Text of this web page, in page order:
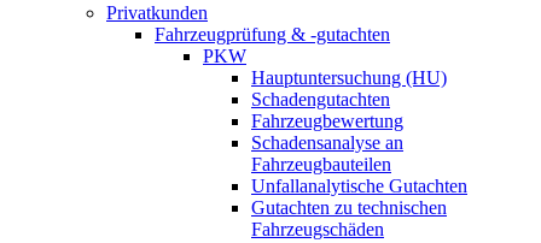
Privatkunden
Fahrzeugprüfung & -gutachten
PKW
Hauptuntersuchung (HU)
Schadengutachten
Fahrzeugbewertung
Schadensanalyse an
Fahrzeugbauteilen
Unfallanalytische Gutachten
Gutachten zu technischen
Fahrzeugschäden